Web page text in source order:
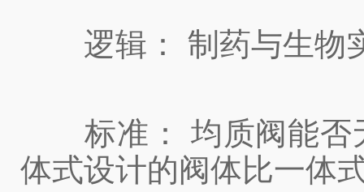
逻辑： 制药与生物
标准： 均质阀能否
体式设计的阀体比一体